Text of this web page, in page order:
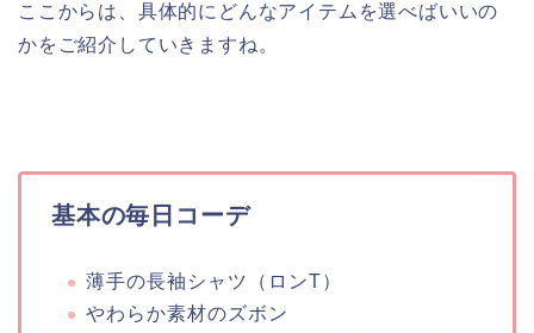
ここからは、具体的にどんなアイテムを選べばいいの
かをご紹介していきますね。
基本の毎日コーデ
薄手の長袖シャツ（ロンT）
やわらか素材のズボン